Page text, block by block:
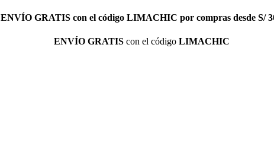
ENVÍO GRATIS con el código LIMACHIC por compras desde S/
ENVÍO GRATIScon el código LIMACHIC